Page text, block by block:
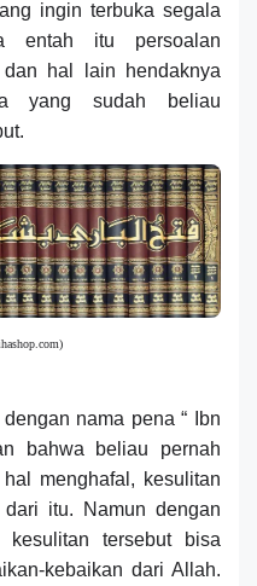
ingin terbuka segala
entah itu persoalan
hal lain hendaknya
yang sudah beliau
nama pena “ Ibn
bahwa beliau pernah
menghafal, kesulitan
itu. Namun dengan
kesulitan tersebut bisa
kebaikan dari Allah.